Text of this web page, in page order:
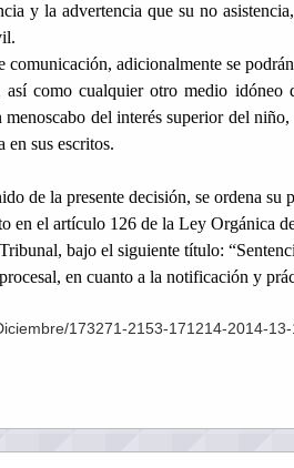
y la advertencia que su no
comunicación, adicionalmente se
así como cualquier otro medio idóneo
menoscabo del interés superior del
en sus escritos.
de la presente decisión, se ordena su
en el artículo 126 de la Ley Orgánica
bajo el siguiente título:
en cuanto a la notificación y
173271-2153-171214-2014-13-